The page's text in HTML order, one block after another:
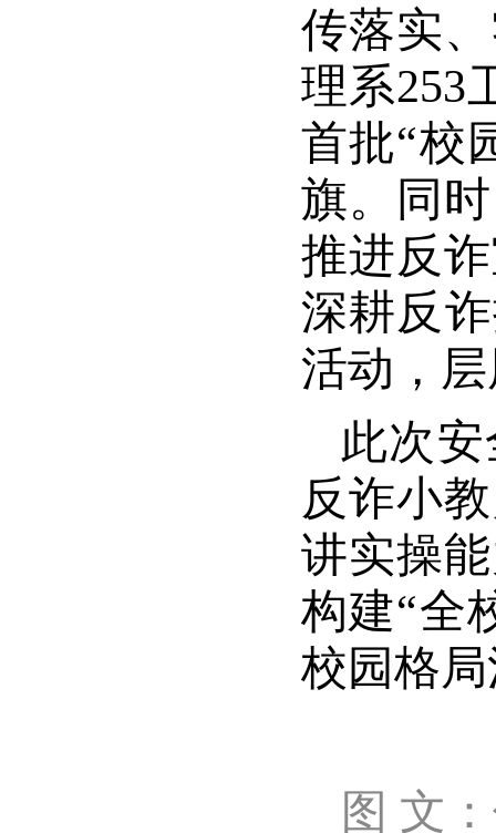
传落实
理系253
首批“校
旗。同
推进反
深耕反
活动，
此次
反诈小
讲实操
构建“全
校园格
图 文